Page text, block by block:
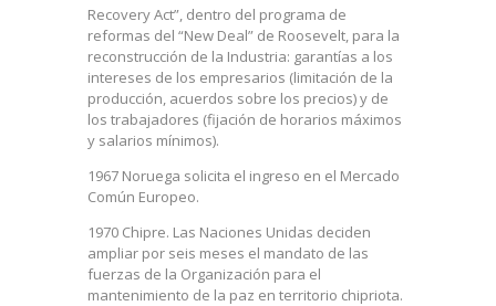
Recovery Act”, dentro del programa de
reformas del “New Deal” de Roosevelt, para la
reconstrucción de la Industria: garantías a los
intereses de los empresarios (limitación de la
producción, acuerdos sobre los precios) y de
los trabajadores (fijación de horarios máximos
y salarios mínimos).
1967 Noruega solicita el ingreso en el Mercado
Común Europeo.
1970 Chipre. Las Naciones Unidas deciden
ampliar por seis meses el mandato de las
fuerzas de la Organización para el
mantenimiento de la paz en territorio chipriota.